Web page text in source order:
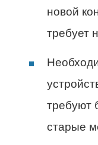
новой
требует
требуют
старые